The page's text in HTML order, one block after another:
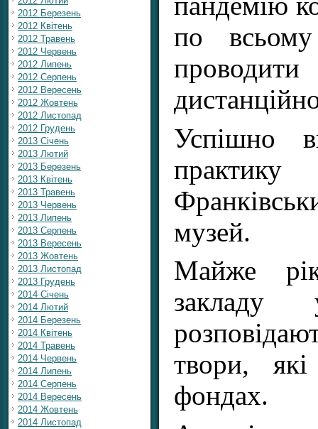
2012 Березень
2012 Квітень
2012 Травень
2012 Червень
2012 Липень
2012 Серпень
2012 Вересень
2012 Жовтень
2012 Листопад
2012 Грудень
2013 Січень
2013 Лютий
2013 Березень
2013 Квітень
2013 Травень
2013 Червень
2013 Липень
2013 Серпень
2013 Вересень
2013 Жовтень
2013 Листопад
2013 Грудень
2014 Січень
2014 Лютий
2014 Березень
2014 Квітень
2014 Травень
2014 Червень
2014 Липень
2014 Серпень
2014 Вересень
2014 Жовтень
2014 Листопад
по
Успішно
музей.
Майже
закладу
твори,
фондах.